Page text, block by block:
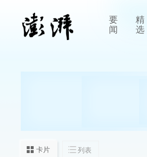
要
闻
精
选
卡片 列表